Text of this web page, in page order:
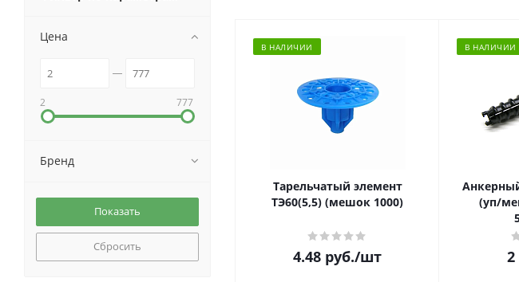
В НАЛИЧИИ
Тарельчатый элемент
ТЭ60(5,5) (мешок 1000)
4.48 руб./шт
В НАЛИЧИИ
(уп/
2
Цена
2 777
Бренд
Сбросить